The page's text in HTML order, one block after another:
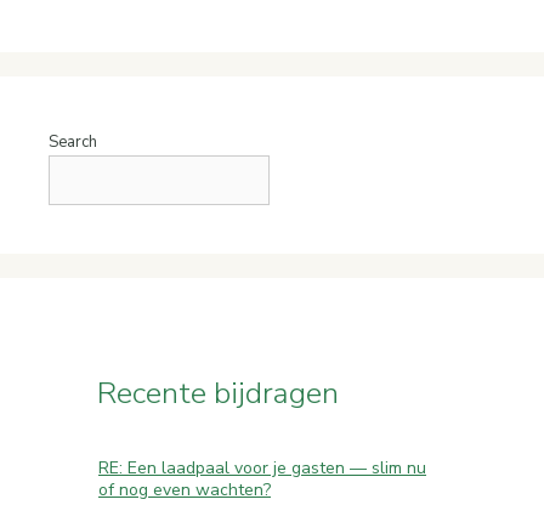
Search
Recente bijdragen
RE: Een laadpaal voor je gasten — slim nu
of nog even wachten?